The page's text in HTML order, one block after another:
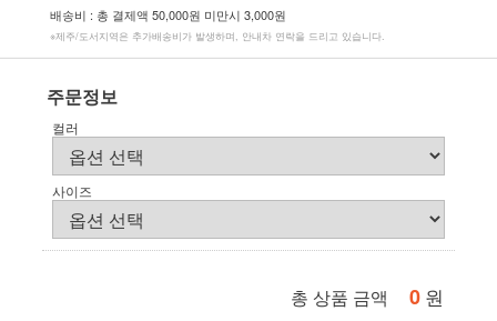
배송비 : 총 결제액 50,000원 미만시 3,000원
※제주/도서지역은 추가배송비가 발생하며, 안내차 연락을 드리고 있습니다.
주문정보
컬러
사이즈
총 상품 금액 0 원